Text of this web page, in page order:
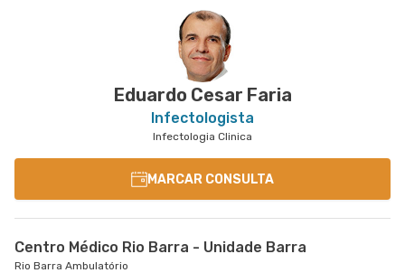
Hospital Barra D'Or I Ayrton Senna
Avenida Ayrton Senna nr. 3079 Área 2 - Barra da
Estrada Dos Tres Rios nr. 1366 - Freguesia
Jacarepagua, Rio de Janeiro - RJ
Eduardo Cesar Faria
Infectologista
Infectologia Clinica
MARCAR CONSULTA
Centro Médico Rio Barra - Unidade Barra
Rio Barra Ambulatório